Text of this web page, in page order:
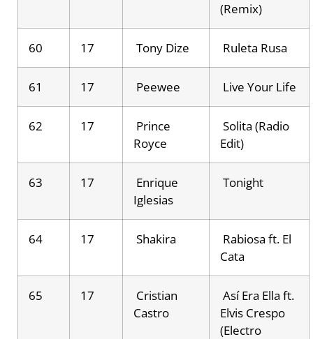
(Remix)
60 17 Tony Dize Ruleta Rusa
61 17 Peewee Live Your Life
62 17
Prince
Royce
Solita (Radio
Edit)
63 17
Enrique
Iglesias
Tonight
64 17 Shakira
Rabiosa ft. El
Cata
65 17
Cristian
Castro
Así Era Ella ft.
Elvis Crespo
(Electro